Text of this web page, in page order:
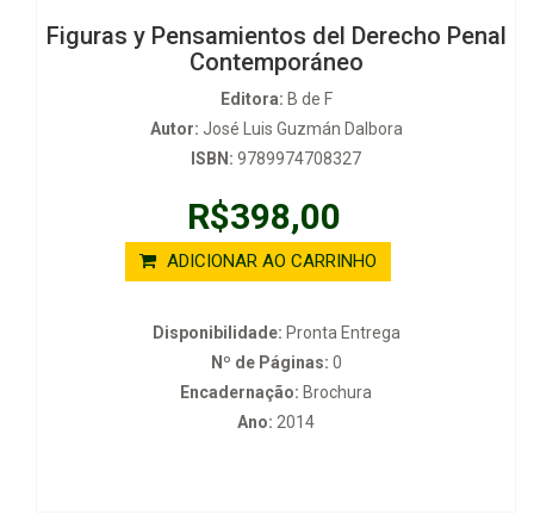
Figuras y Pensamientos del Derecho Penal
Contemporáneo
Editora: B de F
Autor: José Luis Guzmán Dalbora
ISBN: 9789974708327
R$398,00
ADICIONAR AO CARRINHO
Disponibilidade: Pronta Entrega
Nº de Páginas: 0
Encadernação: Brochura
Ano: 2014